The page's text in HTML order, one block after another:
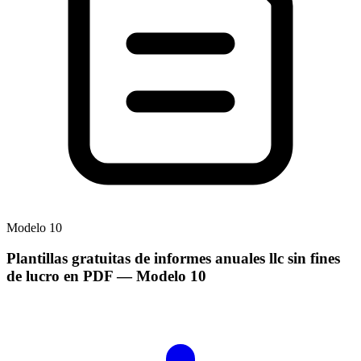
Modelo 10
Plantillas gratuitas de informes anuales llc sin fines
de lucro en PDF— Modelo 10